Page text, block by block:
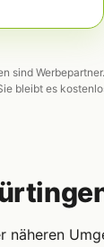
sind
bleibt es
näheren